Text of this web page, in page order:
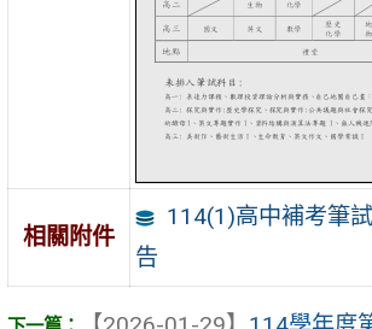
相關附件
114(1)高中補考筆
告